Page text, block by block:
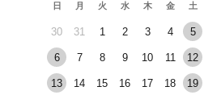
日 月 火 水 木 金 土
30 31 1 2 3 4 5
6 7 8 9 10 11 12
13 14 15 16 17 18 19